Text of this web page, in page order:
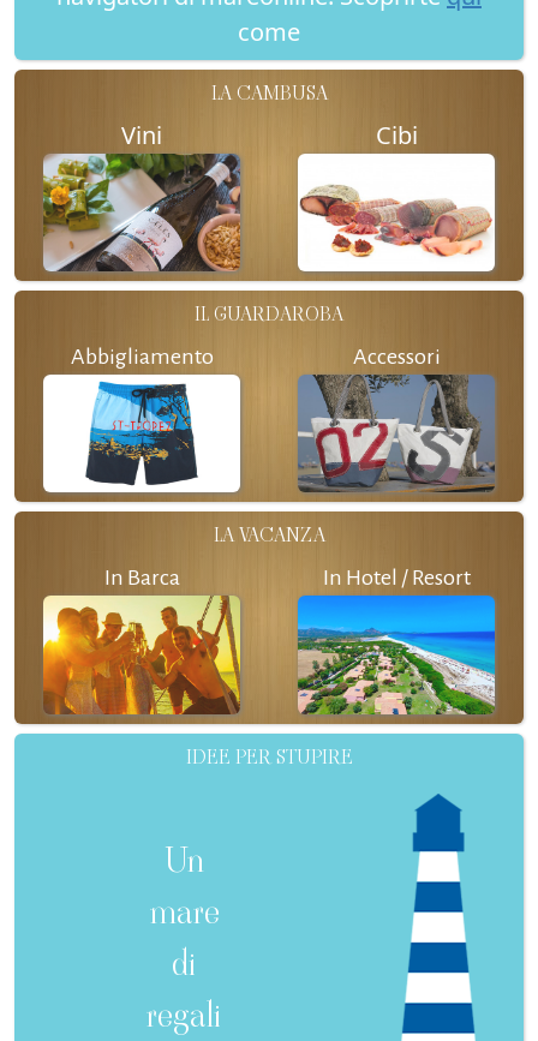
come
LA CAMBUSA
Vini Cibi
IL GUARDAROBA
Abbigliamento Accessori
LA VACANZA
In Barca In Hotel / Resort
IDEE PER STUPIRE
Un
mare
di
regali